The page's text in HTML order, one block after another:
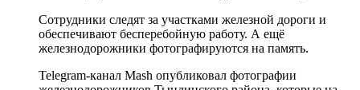
Сотрудники следят за участками железной дороги и
обеспечивают бесперебойную работу. А ещё
железнодорожники фотографируются на память.
Telegram-канал Mash опубликовал фотографии